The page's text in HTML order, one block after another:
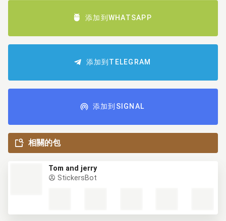
添加到WHATSAPP
添加到TELEGRAM
添加到SIGNAL
相關的包
Tom and jerry
StickersBot